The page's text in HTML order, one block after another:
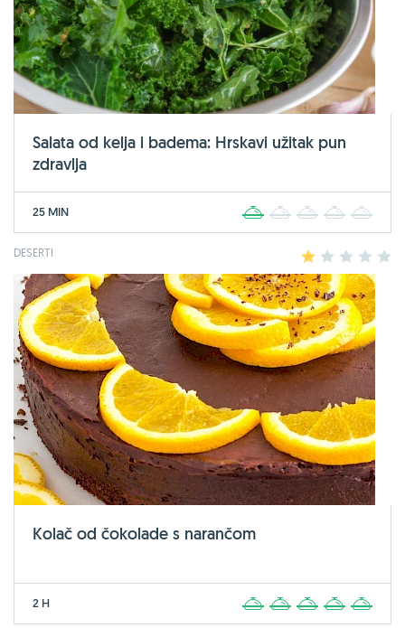
Salata od kelja i badema: Hrskavi užitak pun
zdravlja
25 MIN 2 3 4
DESERTI 2 3 4
Kolač od čokolade s narančom
2 H 2 3 4